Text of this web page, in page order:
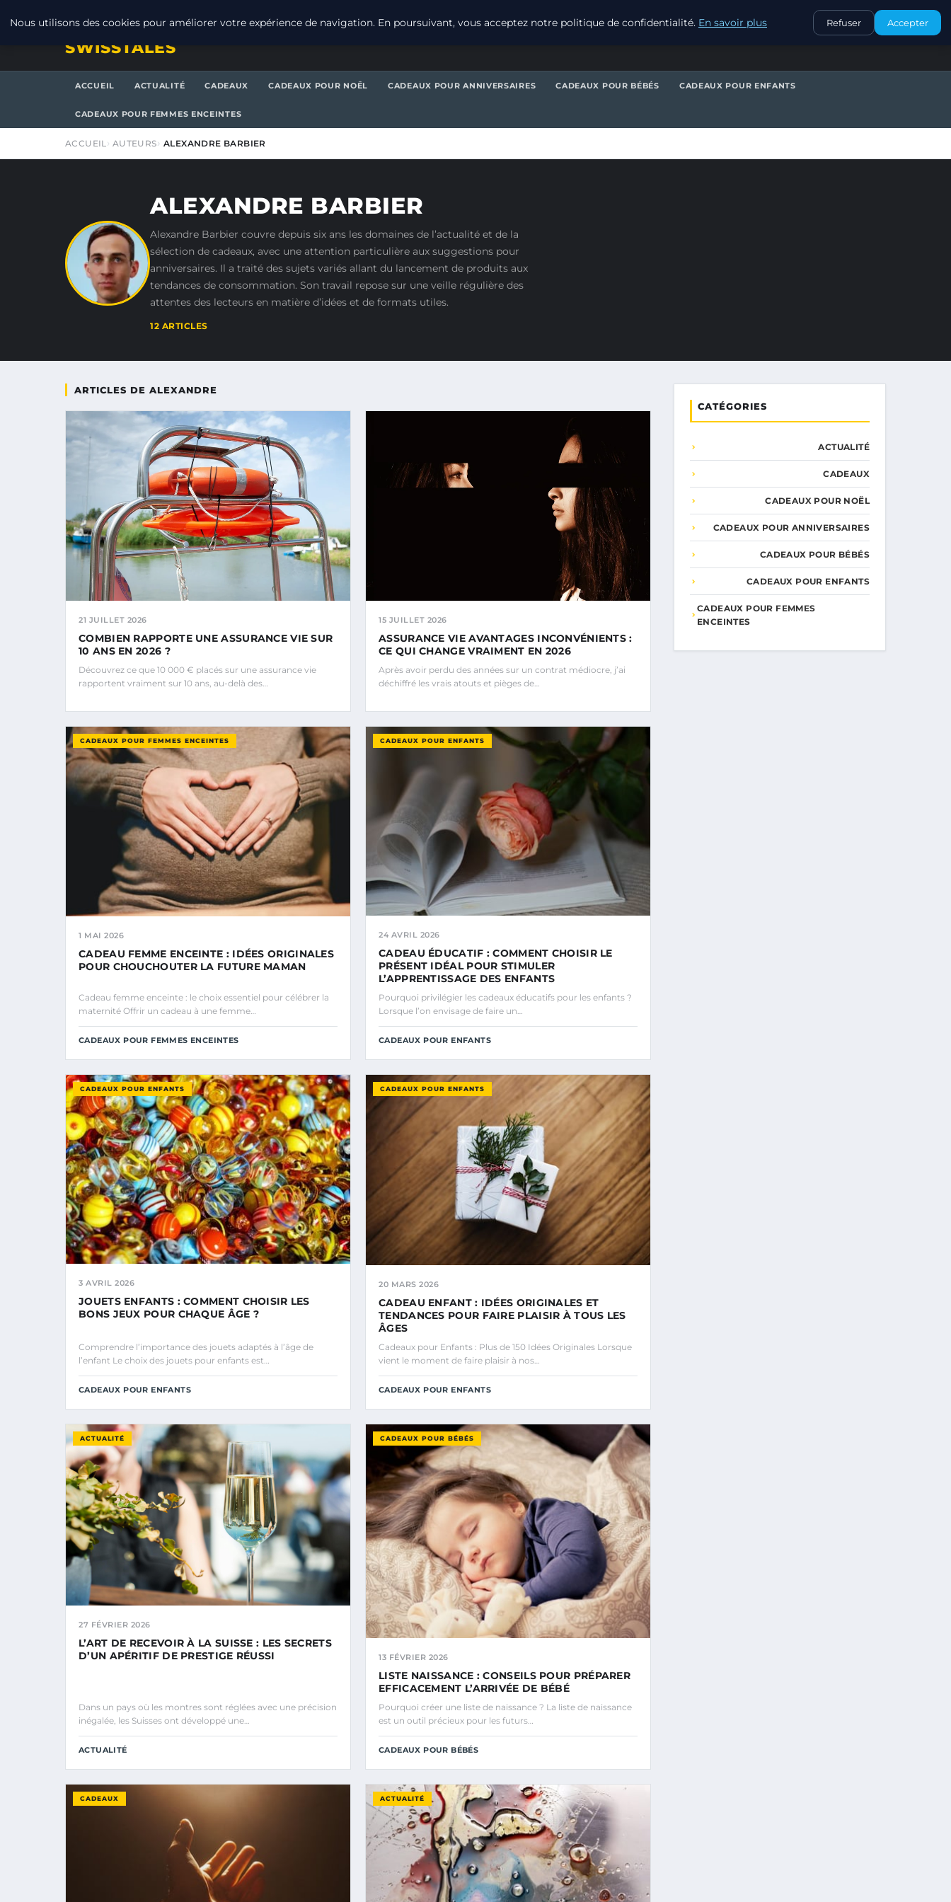
CONTACT
SWISSTALES
ACCUEIL ACTUALITÉ CADEAUX CADEAUX POUR NOËL CADEAUX POUR ANNIVERSAIRES CADEAUX POUR BÉBÉS CADEAUX POUR ENFANTS
CADEAUX POUR FEMMES ENCEINTES
ACCUEIL AUTEURS ALEXANDRE BARBIER
ALEXANDRE BARBIER
Alexandre Barbier couvre depuis six ans les domaines de l’actualité et de la
sélection de cadeaux, avec une attention particulière aux suggestions pour
anniversaires. Il a traité des sujets variés allant du lancement de produits aux
tendances de consommation. Son travail repose sur une veille régulière des
attentes des lecteurs en matière d’idées et de formats utiles.
12 ARTICLES
ARTICLES DE ALEXANDRE
21 JUILLET 2026
COMBIEN RAPPORTE UNE ASSURANCE VIE SUR
10 ANS EN 2026 ?
Découvrez ce que 10 000 € placés sur une assurance vie
rapportent vraiment sur 10 ans, au-delà des…
15 JUILLET 2026
ASSURANCE VIE AVANTAGES INCONVÉNIENTS :
CE QUI CHANGE VRAIMENT EN 2026
Après avoir perdu des années sur un contrat médiocre, j’ai
déchiffré les vrais atouts et pièges de…
CADEAUX POUR FEMMES ENCEINTES
1 MAI 2026
CADEAU FEMME ENCEINTE : IDÉES ORIGINALES
POUR CHOUCHOUTER LA FUTURE MAMAN
Cadeau femme enceinte : le choix essentiel pour célébrer la
maternité Offrir un cadeau à une femme…
CADEAUX POUR FEMMES ENCEINTES
CADEAUX POUR ENFANTS
24 AVRIL 2026
CADEAU ÉDUCATIF : COMMENT CHOISIR LE
PRÉSENT IDÉAL POUR STIMULER
L’APPRENTISSAGE DES ENFANTS
Pourquoi privilégier les cadeaux éducatifs pour les enfants ?
Lorsque l’on envisage de faire un…
CADEAUX POUR ENFANTS
CADEAUX POUR ENFANTS
3 AVRIL 2026
JOUETS ENFANTS : COMMENT CHOISIR LES
BONS JEUX POUR CHAQUE ÂGE ?
Comprendre l’importance des jouets adaptés à l’âge de
l’enfant Le choix des jouets pour enfants est…
CADEAUX POUR ENFANTS
CADEAUX POUR ENFANTS
20 MARS 2026
CADEAU ENFANT : IDÉES ORIGINALES ET
TENDANCES POUR FAIRE PLAISIR À TOUS LES
ÂGES
Cadeaux pour Enfants : Plus de 150 Idées Originales Lorsque
vient le moment de faire plaisir à nos…
CADEAUX POUR ENFANTS
ACTUALITÉ
27 FÉVRIER 2026
L’ART DE RECEVOIR À LA SUISSE : LES SECRETS
D’UN APÉRITIF DE PRESTIGE RÉUSSI
Dans un pays où les montres sont réglées avec une précision
inégalée, les Suisses ont développé une…
ACTUALITÉ
CADEAUX POUR BÉBÉS
13 FÉVRIER 2026
LISTE NAISSANCE : CONSEILS POUR PRÉPARER
EFFICACEMENT L’ARRIVÉE DE BÉBÉ
Pourquoi créer une liste de naissance ? La liste de naissance
est un outil précieux pour les futurs…
CADEAUX POUR BÉBÉS
CADEAUX ACTUALITÉ
CATÉGORIES
ACTUALITÉ
CADEAUX
CADEAUX POUR NOËL
CADEAUX POUR ANNIVERSAIRES
CADEAUX POUR BÉBÉS
CADEAUX POUR ENFANTS
CADEAUX POUR FEMMES
ENCEINTES
Nous utilisons des cookies pour améliorer votre expérience de navigation. En poursuivant, vous acceptez notre politique de confidentialité. En savoir plus Refuser Accepter